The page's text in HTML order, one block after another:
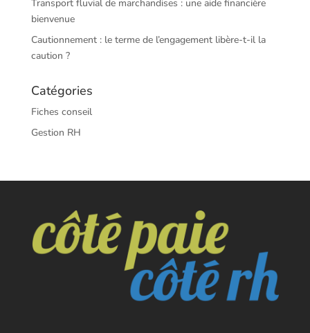
Transport fluvial de marchandises : une aide financière
bienvenue
Cautionnement : le terme de l’engagement libère-t-il la
caution ?
Catégories
Fiches conseil
Gestion RH